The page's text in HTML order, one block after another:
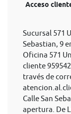
Acceso
Sucursal 571
Sebastian, 9
Oficina 571
cliente
través de
Calle San
apertura. De